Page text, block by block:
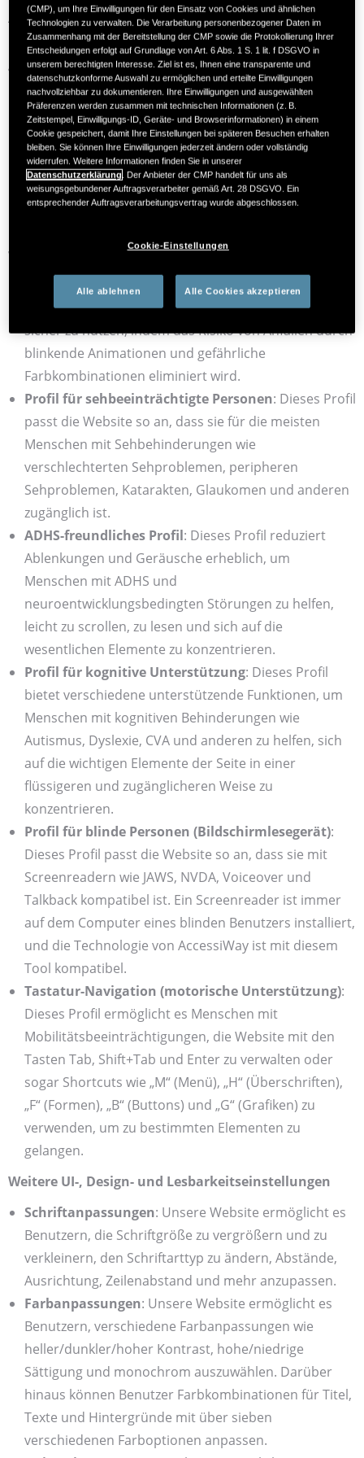
AccessiWay bereitgestellt und unterstützt uns dabei,
unsere Website für alle Menschen zugänglicher zu
gestalten – insbesondere für Personen mit
unterschiedlichen Bedürfnissen, etwa im Bereich Sehen,
Kognition, Motorik oder bei neurologischen
Herausforderungen wie Epilepsie. Chiesi Deutschland
und die Chiesi Gruppe stehen voll und ganz hinter der
Mission von AccessiWay, das Internet zu einem
inklusiven Raum für alle Menschen zu machen.
www.transplant-wissen.de
Anfallsicheres Profil für Epileptiker: Dieses Profil
ermöglicht es Menschen mit Epilepsie, die Website
sicher zu nutzen, indem das Risiko von Anfällen durch
blinkende Animationen und gefährliche
Farbkombinationen eliminiert wird.
Profil für sehbeeinträchtigte Personen: Dieses Profil
passt die Website so an, dass sie für die meisten
Menschen mit Sehbehinderungen wie
verschlechterten Sehproblemen, peripheren
Sehproblemen, Katarakten, Glaukomen und anderen
zugänglich ist.
ADHS-freundliches Profil: Dieses Profil reduziert
Ablenkungen und Geräusche erheblich, um
Menschen mit ADHS und
neuroentwicklungsbedingten Störungen zu helfen,
leicht zu scrollen, zu lesen und sich auf die
wesentlichen Elemente zu konzentrieren.
Profil für kognitive Unterstützung: Dieses Profil
bietet verschiedene unterstützende Funktionen, um
Menschen mit kognitiven Behinderungen wie
Autismus, Dyslexie, CVA und anderen zu helfen, sich
auf die wichtigen Elemente der Seite in einer
flüssigeren und zugänglicheren Weise zu
konzentrieren.
Profil für blinde Personen (Bildschirmlesegerät):
Dieses Profil passt die Website so an, dass sie mit
Screenreadern wie JAWS, NVDA, Voiceover und
Talkback kompatibel ist. Ein Screenreader ist immer
auf dem Computer eines blinden Benutzers installiert,
und die Technologie von AccessiWay ist mit diesem
Tool kompatibel.
Tastatur-Navigation (motorische Unterstützung):
Dieses Profil ermöglicht es Menschen mit
Mobilitätsbeeinträchtigungen, die Website mit den
Tasten Tab, Shift+Tab und Enter zu verwalten oder
sogar Shortcuts wie „M“ (Menü), „H“ (Überschriften),
„F“ (Formen), „B“ (Buttons) und „G“ (Grafiken) zu
verwenden, um zu bestimmten Elementen zu
gelangen.
Weitere UI-, Design- und Lesbarkeitseinstellungen
Schriftanpassungen: Unsere Website ermöglicht es
Benutzern, die Schriftgröße zu vergrößern und zu
verkleinern, den Schriftarttyp zu ändern, Abstände,
Ausrichtung, Zeilenabstand und mehr anzupassen.
Farbanpassungen: Unsere Website ermöglicht es
Benutzern, verschiedene Farbanpassungen wie
heller/dunkler/hoher Kontrast, hohe/niedrige
Sättigung und monochrom auszuwählen. Darüber
hinaus können Benutzer Farbkombinationen für Titel,
Texte und Hintergründe mit über sieben
verschiedenen Farboptionen anpassen.
(CMP), um Ihre Einwilligungen für den Einsatz von Cookies und ähnlichen
Technologien zu verwalten. Die Verarbeitung personenbezogener Daten im
Zusammenhang mit der Bereitstellung der CMP sowie die Protokollierung Ihrer
Entscheidungen erfolgt auf Grundlage von Art. 6 Abs. 1 S. 1 lit. f DSGVO in
unserem berechtigten Interesse. Ziel ist es, Ihnen eine transparente und
datenschutzkonforme Auswahl zu ermöglichen und erteilte Einwilligungen
nachvollziehbar zu dokumentieren. Ihre Einwilligungen und ausgewählten
Präferenzen werden zusammen mit technischen Informationen (z. B.
Zeitstempel, Einwilligungs-ID, Geräte- und Browserinformationen) in einem
Cookie gespeichert, damit Ihre Einstellungen bei späteren Besuchen erhalten
bleiben. Sie können Ihre Einwilligungen jederzeit ändern oder vollständig
widerrufen. Weitere Informationen finden Sie in unserer
Datenschutzerklärung. Der Anbieter der CMP handelt für uns als
weisungsgebundener Auftragsverarbeiter gemäß Art. 28 DSGVO. Ein
entsprechender Auftragsverarbeitungsvertrag wurde abgeschlossen.
Cookie-Einstellungen
Alle ablehnen Alle Cookies akzeptieren